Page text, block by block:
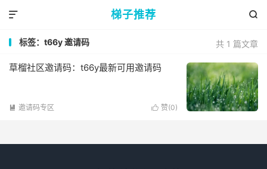
梯子推荐 

共 1 篇文章
标签：t66y 邀请码
草榴社区邀请码：t66y最新可用邀请码
 赞(0)
 邀请码专区